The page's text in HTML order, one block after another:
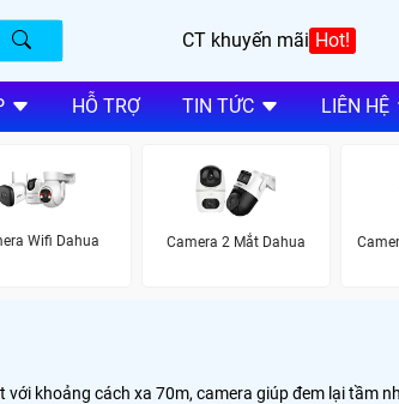
CT khuyến mãi Hot!
HỖ TRỢ TIN TỨC LIÊN HỆ
Wifi Dahua Camera 2 Mắt Dahua
khoảng cách xa 70m, camera giúp đem lại tầm